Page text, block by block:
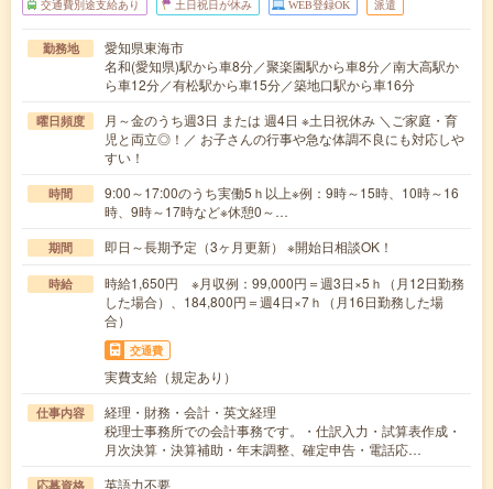
交通費別途支給あり 土日祝日が休み WEB登録OK 派遣
勤務地
愛知県東海市
名和(愛知県)駅から車8分／聚楽園駅から車8分／南大高駅か
ら車12分／有松駅から車15分／築地口駅から車16分
曜日頻度
月～金のうち週3日 または 週4日 ※土日祝休み ＼ご家庭・育
児と両立◎！／ お子さんの行事や急な体調不良にも対応しや
すい！
時間
9:00～17:00のうち実働5ｈ以上※例：9時～15時、10時～16
時、9時～17時など※休憩0～…
期間 即日～長期予定（3ヶ月更新） ※開始日相談OK！
時給
時給1,650円 ※月収例：99,000円＝週3日×5ｈ（月12日勤務
した場合）、184,800円＝週4日×7ｈ（月16日勤務した場
合）
交通費
実費支給（規定あり）
仕事内容
経理・財務・会計・英文経理
税理士事務所での会計事務です。・仕訳入力・試算表作成・
月次決算・決算補助・年末調整、確定申告・電話応…
応募資格
英語力不要